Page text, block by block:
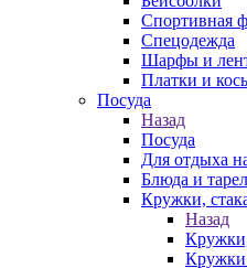
Спортивная
Спецодежда
Шарфы и
Платки и
Посуда
Назад
Посуда
Для отдыха
Блюда и
Кружки,
Назад